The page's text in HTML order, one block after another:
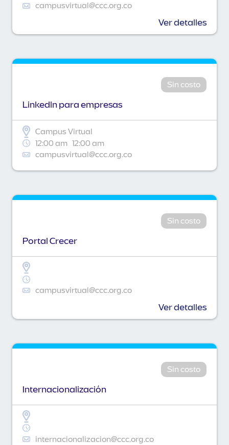
campusvirtual@ccc.org.co
Ver detalles
Sin costo
Linkedln para empresas
Campus Virtual
12:00 am 12:00 am
campusvirtual@ccc.org.co
Sin costo
Portal Crecer
campusvirtual@ccc.org.co
Ver detalles
Sin costo
Internacionalización
internacionalizacion@ccc.org.co